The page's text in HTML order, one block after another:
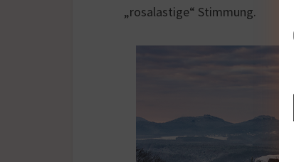
„rosalastige“ Stimmung.